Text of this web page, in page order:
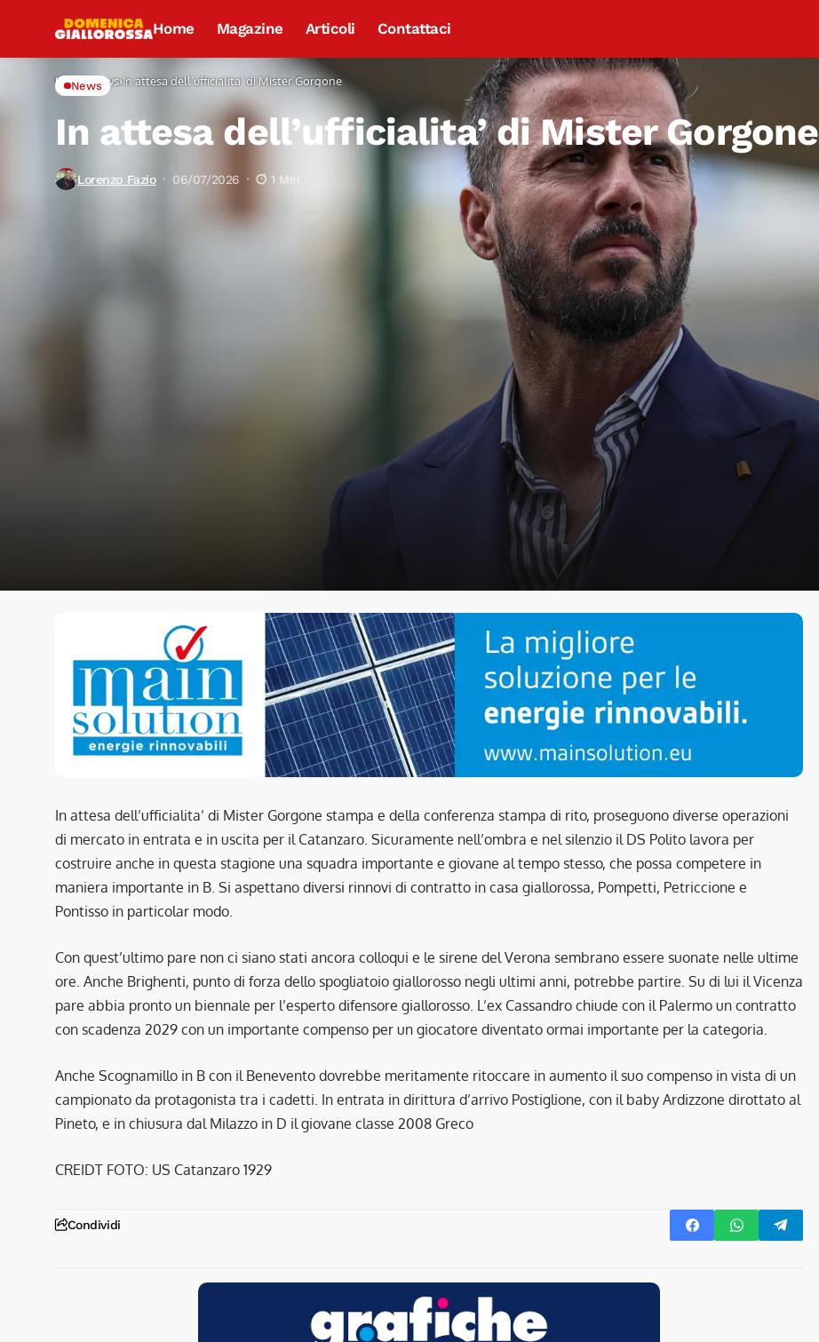
Home Magazine Articoli Contattaci
Home News In attesa dell’ufficialita’ di Mister Gorgone
News
In attesa dell’ufficialita’ di Mister Gorgone
Lorenzo Fazio 06/07/2026 1 Min
In attesa dell’ufficialita’ di Mister Gorgone stampa e della conferenza stampa di rito, proseguono diverse operazioni
di mercato in entrata e in uscita per il Catanzaro. Sicuramente nell’ombra e nel silenzio il DS Polito lavora per
costruire anche in questa stagione una squadra importante e giovane al tempo stesso, che possa competere in
maniera importante in B. Si aspettano diversi rinnovi di contratto in casa giallorossa, Pompetti, Petriccione e
Pontisso in particolar modo.
Con quest’ultimo pare non ci siano stati ancora colloqui e le sirene del Verona sembrano essere suonate nelle ultime
ore. Anche Brighenti, punto di forza dello spogliatoio giallorosso negli ultimi anni, potrebbe partire. Su di lui il Vicenza
pare abbia pronto un biennale per l’esperto difensore giallorosso. L’ex Cassandro chiude con il Palermo un contratto
con scadenza 2029 con un importante compenso per un giocatore diventato ormai importante per la categoria.
Anche Scognamillo in B con il Benevento dovrebbe meritamente ritoccare in aumento il suo compenso in vista di un
campionato da protagonista tra i cadetti. In entrata in dirittura d’arrivo Postiglione, con il baby Ardizzone dirottato al
Pineto, e in chiusura dal Milazzo in D il giovane classe 2008 Greco
CREIDT FOTO: US Catanzaro 1929
Condividi